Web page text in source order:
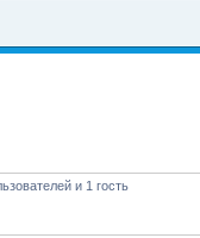
и 1 гость